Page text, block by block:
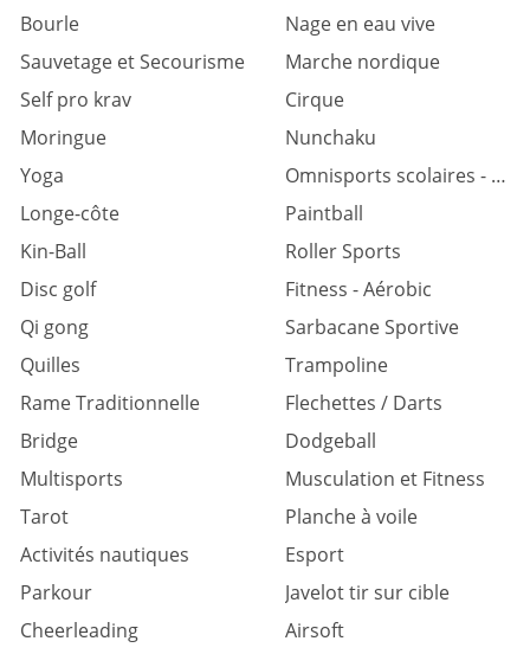
Bourle
Nage en eau vive
Sauvetage et Secourisme
Marche nordique
Self pro krav
Cirque
Moringue
Nunchaku
Yoga
Omnisports scolaires - universitaires
Longe-côte
Paintball
Kin-Ball
Roller Sports
Disc golf
Fitness - Aérobic
Qi gong
Sarbacane Sportive
Quilles
Trampoline
Rame Traditionnelle
Flechettes / Darts
Bridge
Dodgeball
Multisports
Musculation et Fitness
Tarot
Planche à voile
Activités nautiques
Esport
Parkour
Javelot tir sur cible
Cheerleading
Airsoft